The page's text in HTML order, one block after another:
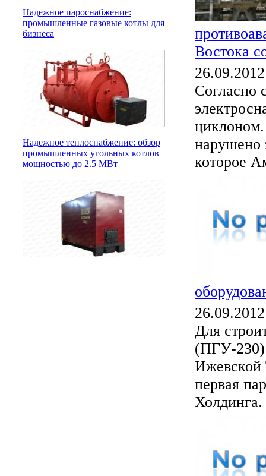
Надежное пароснабжение:
промышленные газовые котлы для
бизнеса
Надежное теплоснабжение: обзор
промышленных угольных котлов
мощностью до 2.5 МВт
Востока
26.09.2012
Согласно
циклоном.
нарушено
которое
26.09.2012
Для
(ПГУ-230)
первая
Холдинга.